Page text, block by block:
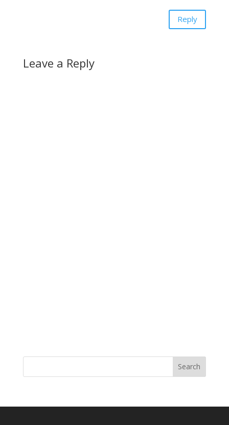
Reply
Leave a Reply